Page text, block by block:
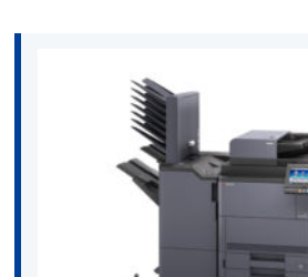
よくあるご質問
独立・開業支援プ
お問い合わせ